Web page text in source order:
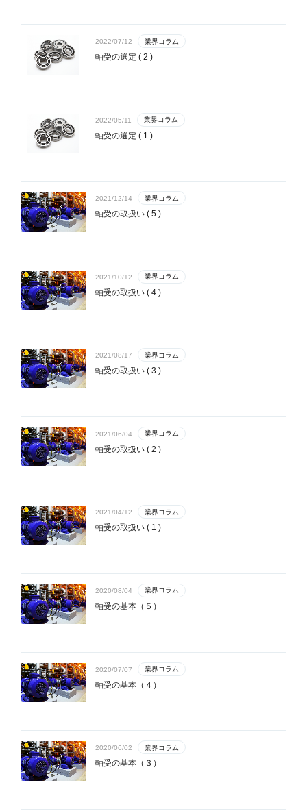
2022/07/12 業界コラム
軸受の選定 ( 2 )
2022/05/11 業界コラム
軸受の選定 ( 1 )
2021/12/14 業界コラム
軸受の取扱い ( 5 )
2021/10/12 業界コラム
軸受の取扱い ( 4 )
2021/08/17 業界コラム
軸受の取扱い ( 3 )
2021/06/04 業界コラム
軸受の取扱い ( 2 )
2021/04/12 業界コラム
軸受の取扱い ( 1 )
2020/08/04 業界コラム
軸受の基本（５）
2020/07/07 業界コラム
軸受の基本（４）
2020/06/02 業界コラム
軸受の基本（３）